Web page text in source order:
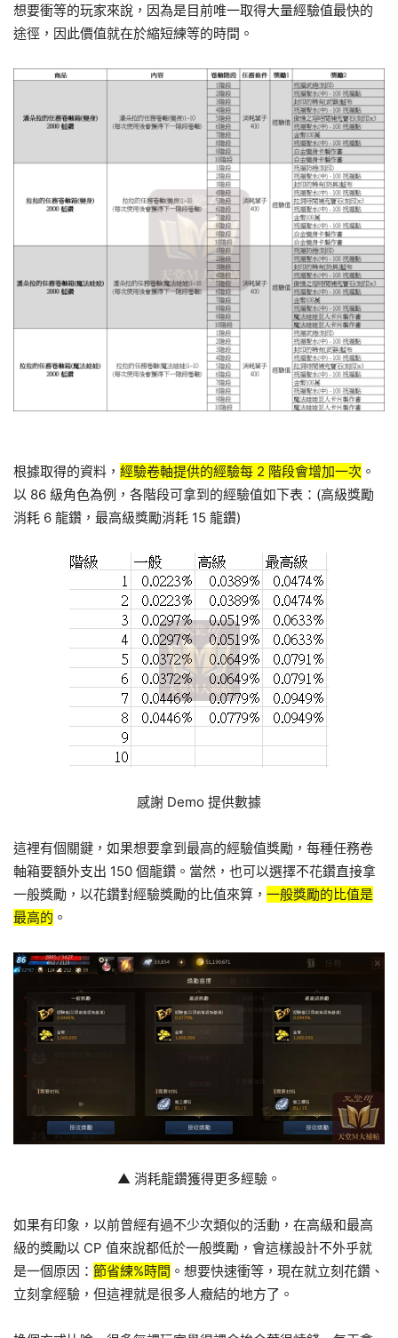
想要衝等的玩家來說，因為是目前唯一取得大量經驗值最快的
途徑，因此價值就在於縮短練等的時間。
根據取得的資料， 經驗卷軸提供的經驗每 2 階段會增加一次 。
以 86 級角色為例，各階段可拿到的經驗值如下表：(高級獎勵
消耗 6 龍鑽，最高級獎勵消耗 15 龍鑽)
感謝 Demo 提供數據
這裡有個關鍵，如果想要拿到最高的經驗值獎勵，每種任務卷
軸箱要額外支出 150 個龍鑽。當然，也可以選擇不花鑽直接拿
一般獎勵，以花鑽對經驗獎勵的比值來算， 一般獎勵的比值是
最高的 。
▲ 消耗龍鑽獲得更多經驗。
如果有印象，以前曾經有過不少次類似的活動，在高級和最高
級的獎勵以 CP 值來說都低於一般獎勵，會這樣設計不外乎就
是一個原因： 節省練%時間 。想要快速衝等，現在就立刻花鑽、
立刻拿經驗，但這裡就是很多人癥結的地方了。